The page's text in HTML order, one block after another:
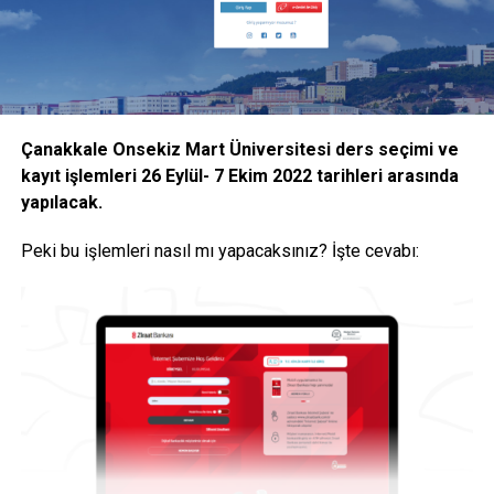
İşte YÖK Başkanı Özvar’ın açıkladığı
kararlar
YÖK Başkanı Erol Özvar’ın açıklamalarına göre alınan
kararlar şu şekilde:
“Halihazırda uygulanmakta olan uzaktan öğretim ile birlikte
isteyen öğrencilere devam şartı aranmaksızın sınıflarda
yüz yüze eğitim verilebilmesine,
öğretim ile hem de yüz yüze verilebilmesine ilişkin
kararları ilgili kurullarında alarak gerekli düzenlemeleri
Yürürlükte olan “Yükseköğretim Kurumlarında Uzaktan
Öğretime İlişkin Usul ve Esaslar”ın 6 ncı maddesinde yer
verilen bir yarıyıldaki derslerin AKTS kredilerine göre en
Çanakkale Onsekiz Mart Üniversitesi ders seçimi ve
kayıt işlemleri 26 Eylül- 7 Ekim 2022 tarihleri arasında
yapılacak.
Peki bu işlemleri nasıl mı yapacaksınız? İşte cevabı: